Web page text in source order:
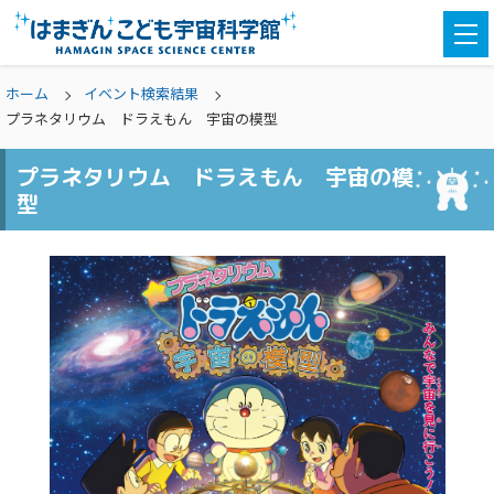
ホーム
イベント検索結果
プラネタリウム ドラえもん 宇宙の模型
プラネタリウム ドラえもん 宇宙の模
型